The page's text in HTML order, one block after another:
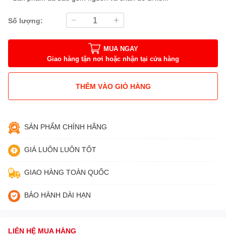
Số lượng:
MUA NGAY
Giao hàng tận nơi hoặc nhận tại cửa hàng
THÊM VÀO GIỎ HÀNG
SẢN PHẨM CHÍNH HÃNG
GIÁ LUÔN LUÔN TỐT
GIAO HÀNG TOÀN QUỐC
BẢO HÀNH DÀI HẠN
LIÊN HỆ MUA HÀNG